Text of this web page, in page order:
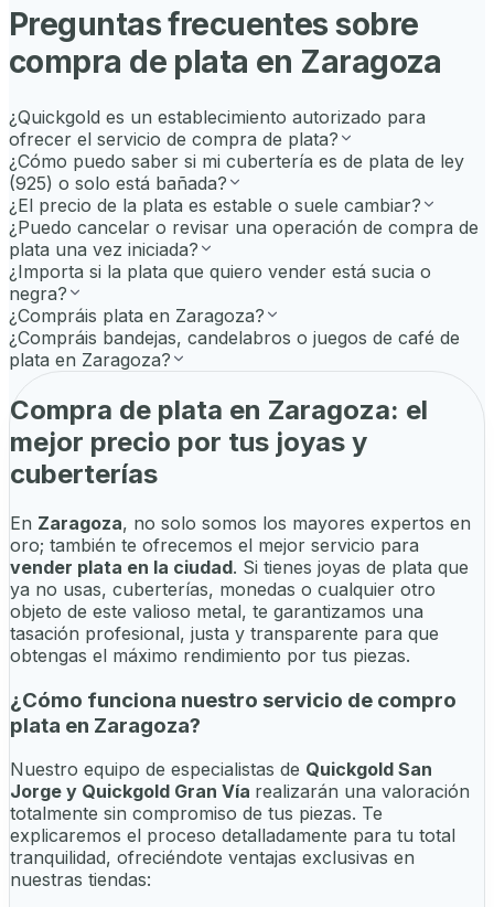
Preguntas frecuentes sobre
compra de plata en Zaragoza
¿Quickgold es un establecimiento autorizado para
ofrecer el servicio de compra de plata?
¿Cómo puedo saber si mi cubertería es de plata de ley
(925) o solo está bañada?
¿El precio de la plata es estable o suele cambiar?
¿Puedo cancelar o revisar una operación de compra de
plata una vez iniciada?
¿Importa si la plata que quiero vender está sucia o
negra?
¿Compráis plata en Zaragoza?
¿Compráis bandejas, candelabros o juegos de café de
plata en Zaragoza?
Compra de plata en Zaragoza: el
mejor precio por tus joyas y
cuberterías
En Zaragoza, no solo somos los mayores expertos en
oro; también te ofrecemos el mejor servicio para
vender plata en la ciudad. Si tienes joyas de plata que
ya no usas, cuberterías, monedas o cualquier otro
objeto de este valioso metal, te garantizamos una
tasación profesional, justa y transparente para que
obtengas el máximo rendimiento por tus piezas.
¿Cómo funciona nuestro servicio de compro
plata en Zaragoza?
Nuestro equipo de especialistas de Quickgold San
Jorge y Quickgold Gran Vía realizarán una valoración
totalmente sin compromiso de tus piezas. Te
explicaremos el proceso detalladamente para tu total
tranquilidad, ofreciéndote ventajas exclusivas en
nuestras tiendas: